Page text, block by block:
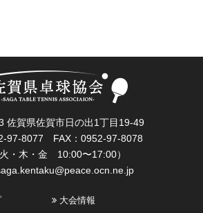
佐賀県佐賀市日の出1丁目19-49
97-8077 FAX：0952-97-8078
火・木・金 10:00〜17:00）
大会情報